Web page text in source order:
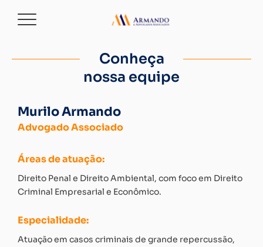
Conheça
nossa equipe
Murilo Armando
Advogado Associado
Áreas de atuação:
Direito Penal e Direito Ambiental, com foco em Direito
Criminal Empresarial e Econômico.
Especialidade:
Atuação em casos criminais de grande repercussão,